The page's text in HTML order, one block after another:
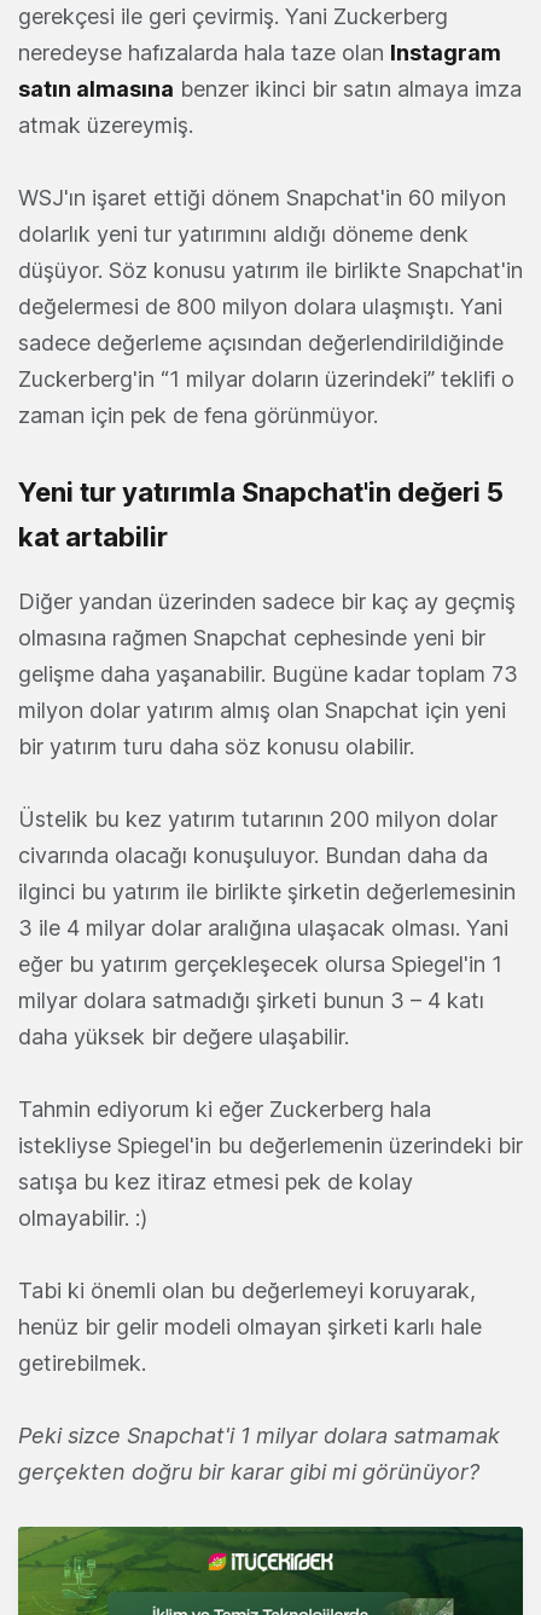
gerekçesi ile geri çevirmiş. Yani Zuckerberg
neredeyse hafızalarda hala taze olan Instagram
satın almasına benzer ikinci bir satın almaya imza
atmak üzereymiş.
WSJ'ın işaret ettiği dönem Snapchat'in 60 milyon
dolarlık yeni tur yatırımını aldığı döneme denk
düşüyor. Söz konusu yatırım ile birlikte Snapchat'in
değelermesi de 800 milyon dolara ulaşmıştı. Yani
sadece değerleme açısından değerlendirildiğinde
Zuckerberg'in “1 milyar doların üzerindeki” teklifi o
zaman için pek de fena görünmüyor.
Yeni tur yatırımla Snapchat'in değeri 5
kat artabilir
Diğer yandan üzerinden sadece bir kaç ay geçmiş
olmasına rağmen Snapchat cephesinde yeni bir
gelişme daha yaşanabilir. Bugüne kadar toplam 73
milyon dolar yatırım almış olan Snapchat için yeni
bir yatırım turu daha söz konusu olabilir.
Üstelik bu kez yatırım tutarının 200 milyon dolar
civarında olacağı konuşuluyor. Bundan daha da
ilginci bu yatırım ile birlikte şirketin değerlemesinin
3 ile 4 milyar dolar aralığına ulaşacak olması. Yani
eğer bu yatırım gerçekleşecek olursa Spiegel'in 1
milyar dolara satmadığı şirketi bunun 3 – 4 katı
daha yüksek bir değere ulaşabilir.
Tahmin ediyorum ki eğer Zuckerberg hala
istekliyse Spiegel'in bu değerlemenin üzerindeki bir
satışa bu kez itiraz etmesi pek de kolay
olmayabilir. :)
Tabi ki önemli olan bu değerlemeyi koruyarak,
henüz bir gelir modeli olmayan şirketi karlı hale
getirebilmek.
Peki sizce Snapchat'i 1 milyar dolara satmamak
gerçekten doğru bir karar gibi mi görünüyor?